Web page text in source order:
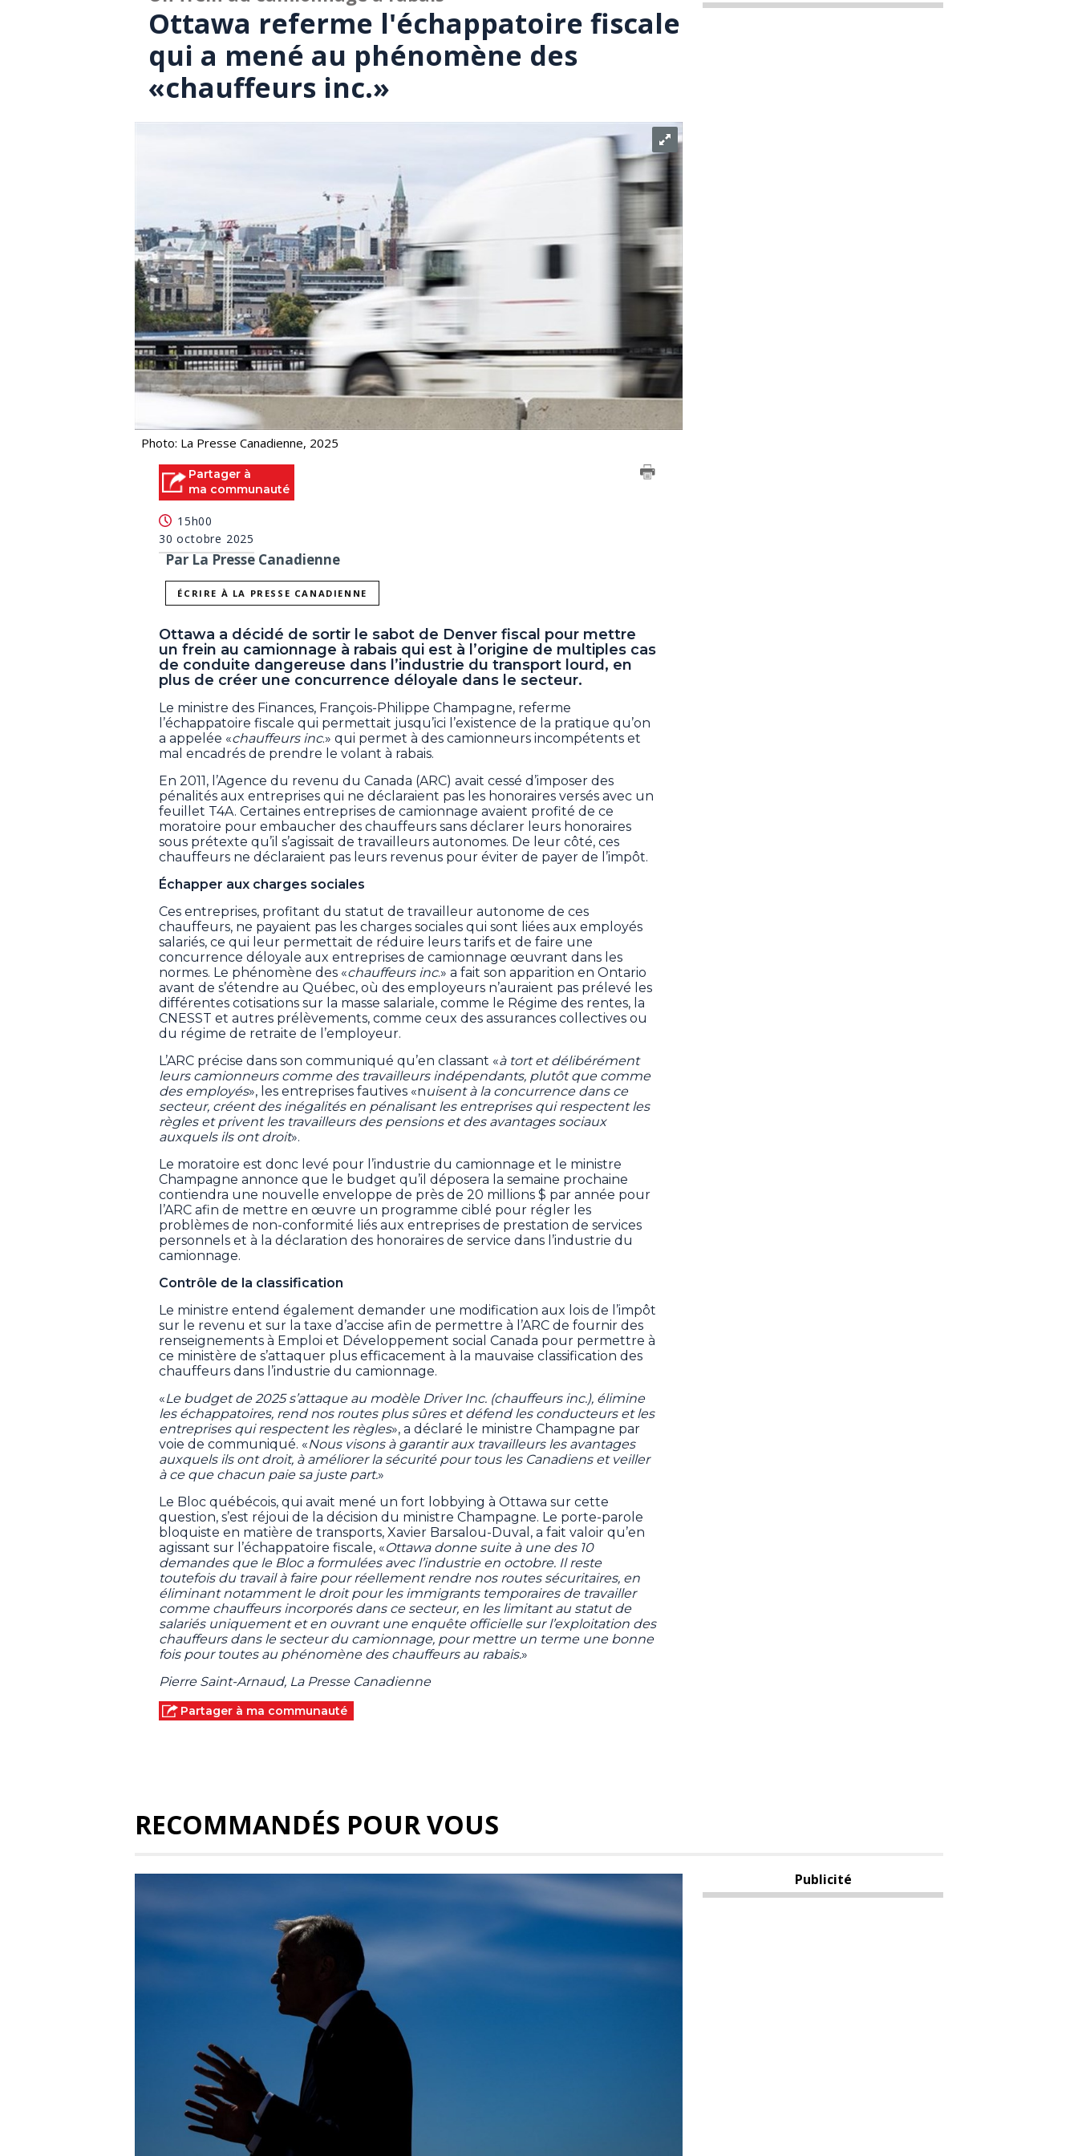
Ottawa referme l'échappatoire fiscale
qui a mené au phénomène des
«chauffeurs inc.»
Photo: La Presse Canadienne, 2025
Partager à
ma communauté
15h00
30 octobre 2025
Par La Presse Canadienne
ÉCRIRE À LA PRESSE CANADIENNE
Ottawa a décidé de sortir le sabot de Denver fiscal pour mettre
un frein au camionnage à rabais qui est à l’origine de multiples cas
de conduite dangereuse dans l’industrie du transport lourd, en
plus de créer une concurrence déloyale dans le secteur.
Le ministre des Finances, François-Philippe Champagne, referme
l’échappatoire fiscale qui permettait jusqu’ici l’existence de la pratique qu’on
a appelée «chauffeurs inc.» qui permet à des camionneurs incompétents et
mal encadrés de prendre le volant à rabais.
En 2011, l’Agence du revenu du Canada (ARC) avait cessé d’imposer des
pénalités aux entreprises qui ne déclaraient pas les honoraires versés avec un
feuillet T4A. Certaines entreprises de camionnage avaient profité de ce
moratoire pour embaucher des chauffeurs sans déclarer leurs honoraires
sous prétexte qu’il s’agissait de travailleurs autonomes. De leur côté, ces
chauffeurs ne déclaraient pas leurs revenus pour éviter de payer de l’impôt.
Échapper aux charges sociales
Ces entreprises, profitant du statut de travailleur autonome de ces
chauffeurs, ne payaient pas les charges sociales qui sont liées aux employés
salariés, ce qui leur permettait de réduire leurs tarifs et de faire une
concurrence déloyale aux entreprises de camionnage œuvrant dans les
normes. Le phénomène des «chauffeurs inc.» a fait son apparition en Ontario
avant de s’étendre au Québec, où des employeurs n’auraient pas prélevé les
différentes cotisations sur la masse salariale, comme le Régime des rentes, la
CNESST et autres prélèvements, comme ceux des assurances collectives ou
du régime de retraite de l’employeur.
L’ARC précise dans son communiqué qu’en classant «à tort et délibérément
leurs camionneurs comme des travailleurs indépendants, plutôt que comme
des employés», les entreprises fautives «nuisent à la concurrence dans ce
secteur, créent des inégalités en pénalisant les entreprises qui respectent les
règles et privent les travailleurs des pensions et des avantages sociaux
auxquels ils ont droit».
Le moratoire est donc levé pour l’industrie du camionnage et le ministre
Champagne annonce que le budget qu’il déposera la semaine prochaine
contiendra une nouvelle enveloppe de près de 20 millions $ par année pour
l’ARC afin de mettre en œuvre un programme ciblé pour régler les
problèmes de non-conformité liés aux entreprises de prestation de services
personnels et à la déclaration des honoraires de service dans l’industrie du
camionnage.
Contrôle de la classification
Le ministre entend également demander une modification aux lois de l’impôt
sur le revenu et sur la taxe d’accise afin de permettre à l’ARC de fournir des
renseignements à Emploi et Développement social Canada pour permettre à
ce ministère de s’attaquer plus efficacement à la mauvaise classification des
chauffeurs dans l’industrie du camionnage.
«Le budget de 2025 s’attaque au modèle Driver Inc. (chauffeurs inc.), élimine
les échappatoires, rend nos routes plus sûres et défend les conducteurs et les
entreprises qui respectent les règles», a déclaré le ministre Champagne par
voie de communiqué. «Nous visons à garantir aux travailleurs les avantages
auxquels ils ont droit, à améliorer la sécurité pour tous les Canadiens et veiller
à ce que chacun paie sa juste part.»
Le Bloc québécois, qui avait mené un fort lobbying à Ottawa sur cette
question, s’est réjoui de la décision du ministre Champagne. Le porte-parole
bloquiste en matière de transports, Xavier Barsalou-Duval, a fait valoir qu’en
agissant sur l’échappatoire fiscale, «Ottawa donne suite à une des 10
demandes que le Bloc a formulées avec l’industrie en octobre. Il reste
toutefois du travail à faire pour réellement rendre nos routes sécuritaires, en
éliminant notamment le droit pour les immigrants temporaires de travailler
comme chauffeurs incorporés dans ce secteur, en les limitant au statut de
salariés uniquement et en ouvrant une enquête officielle sur l’exploitation des
chauffeurs dans le secteur du camionnage, pour mettre un terme une bonne
fois pour toutes au phénomène des chauffeurs au rabais.»
Pierre Saint-Arnaud, La Presse Canadienne
Partager à ma communauté
RECOMMANDÉS POUR VOUS
Publicité